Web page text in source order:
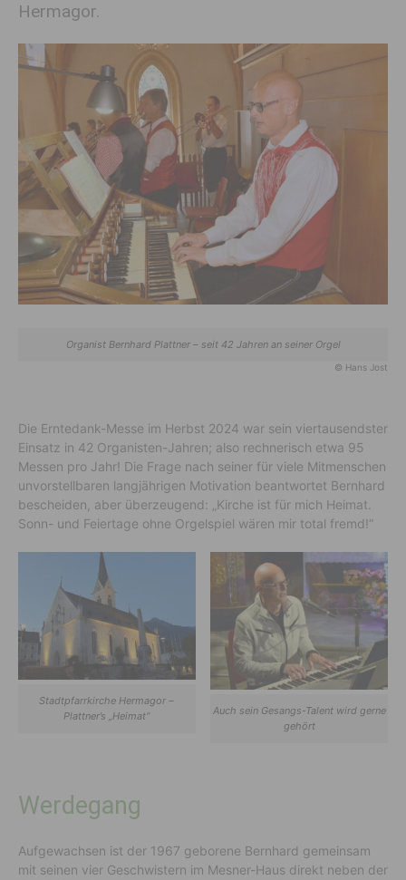
Hermagor.
Organist Bernhard Plattner – seit 42 Jahren an seiner Orgel
© Hans Jost
Die Erntedank-Messe im Herbst 2024 war sein viertausendster
Einsatz in 42 Organisten-Jahren; also rechnerisch etwa 95
Messen pro Jahr! Die Frage nach seiner für viele Mitmenschen
unvorstellbaren langjährigen Motivation beantwortet Bernhard
bescheiden, aber überzeugend: „Kirche ist für mich Heimat.
Sonn- und Feiertage ohne Orgelspiel wären mir total fremd!“
Stadtpfarrkirche Hermagor –
Plattner’s „Heimat“
Auch sein Gesangs-Talent wird gerne
gehört
Werdegang
Aufgewachsen ist der 1967 geborene Bernhard gemeinsam
mit seinen vier Geschwistern im Mesner-Haus direkt neben der